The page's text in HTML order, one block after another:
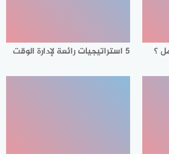
؟ 5 استراتيجيات رائعة لإدارة الوقت